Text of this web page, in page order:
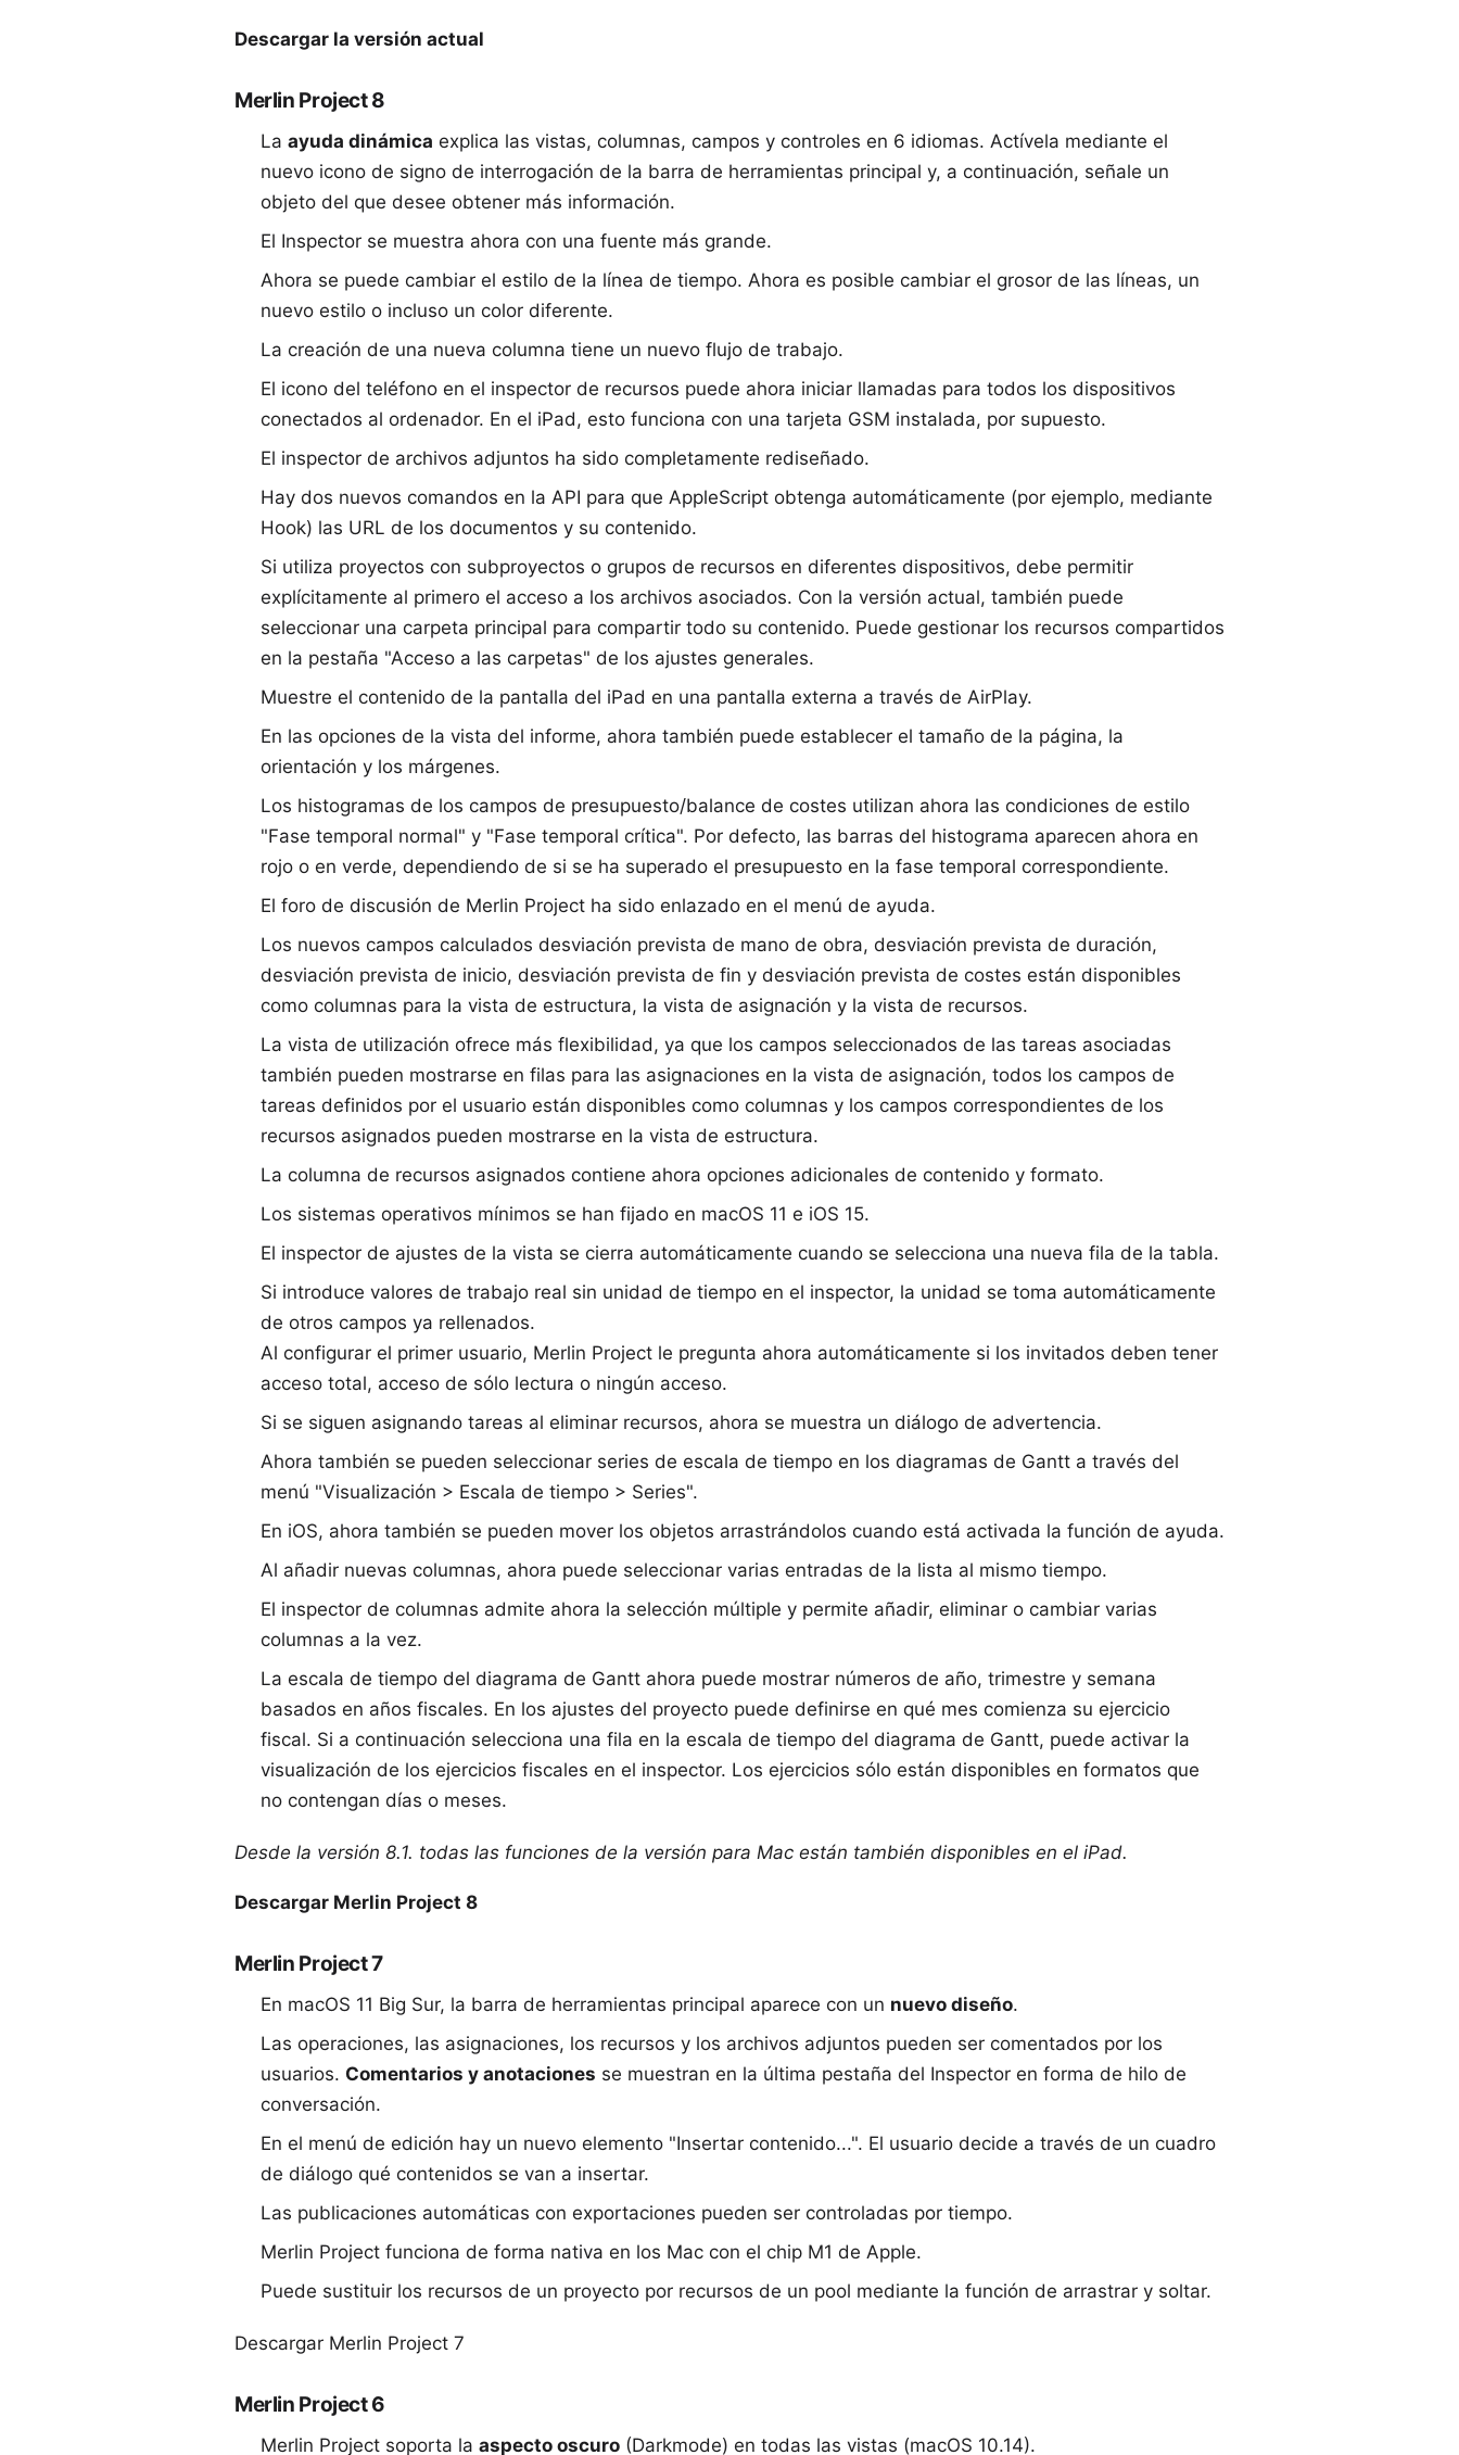
Descargar la versión actual
Merlin Project 8
La ayuda dinámica explica las vistas, columnas, campos y controles en 6 idiomas. Actívela mediante el
nuevo icono de signo de interrogación de la barra de herramientas principal y, a continuación, señale un
objeto del que desee obtener más información.
El Inspector se muestra ahora con una fuente más grande.
Ahora se puede cambiar el estilo de la línea de tiempo. Ahora es posible cambiar el grosor de las líneas, un
nuevo estilo o incluso un color diferente.
La creación de una nueva columna tiene un nuevo flujo de trabajo.
El icono del teléfono en el inspector de recursos puede ahora iniciar llamadas para todos los dispositivos
conectados al ordenador. En el iPad, esto funciona con una tarjeta GSM instalada, por supuesto.
El inspector de archivos adjuntos ha sido completamente rediseñado.
Hay dos nuevos comandos en la API para que AppleScript obtenga automáticamente (por ejemplo, mediante
Hook) las URL de los documentos y su contenido.
Si utiliza proyectos con subproyectos o grupos de recursos en diferentes dispositivos, debe permitir
explícitamente al primero el acceso a los archivos asociados. Con la versión actual, también puede
seleccionar una carpeta principal para compartir todo su contenido. Puede gestionar los recursos compartidos
en la pestaña "Acceso a las carpetas" de los ajustes generales.
Muestre el contenido de la pantalla del iPad en una pantalla externa a través de AirPlay.
En las opciones de la vista del informe, ahora también puede establecer el tamaño de la página, la
orientación y los márgenes.
Los histogramas de los campos de presupuesto/balance de costes utilizan ahora las condiciones de estilo
"Fase temporal normal" y "Fase temporal crítica". Por defecto, las barras del histograma aparecen ahora en
rojo o en verde, dependiendo de si se ha superado el presupuesto en la fase temporal correspondiente.
El foro de discusión de Merlin Project ha sido enlazado en el menú de ayuda.
Los nuevos campos calculados desviación prevista de mano de obra, desviación prevista de duración,
desviación prevista de inicio, desviación prevista de fin y desviación prevista de costes están disponibles
como columnas para la vista de estructura, la vista de asignación y la vista de recursos.
La vista de utilización ofrece más flexibilidad, ya que los campos seleccionados de las tareas asociadas
también pueden mostrarse en filas para las asignaciones en la vista de asignación, todos los campos de
tareas definidos por el usuario están disponibles como columnas y los campos correspondientes de los
recursos asignados pueden mostrarse en la vista de estructura.
La columna de recursos asignados contiene ahora opciones adicionales de contenido y formato.
Los sistemas operativos mínimos se han fijado en macOS 11 e iOS 15.
El inspector de ajustes de la vista se cierra automáticamente cuando se selecciona una nueva fila de la tabla.
Si introduce valores de trabajo real sin unidad de tiempo en el inspector, la unidad se toma automáticamente
de otros campos ya rellenados.
Al configurar el primer usuario, Merlin Project le pregunta ahora automáticamente si los invitados deben tener
acceso total, acceso de sólo lectura o ningún acceso.
Si se siguen asignando tareas al eliminar recursos, ahora se muestra un diálogo de advertencia.
Ahora también se pueden seleccionar series de escala de tiempo en los diagramas de Gantt a través del
menú "Visualización > Escala de tiempo > Series".
En iOS, ahora también se pueden mover los objetos arrastrándolos cuando está activada la función de ayuda.
Al añadir nuevas columnas, ahora puede seleccionar varias entradas de la lista al mismo tiempo.
El inspector de columnas admite ahora la selección múltiple y permite añadir, eliminar o cambiar varias
columnas a la vez.
La escala de tiempo del diagrama de Gantt ahora puede mostrar números de año, trimestre y semana
basados en años fiscales. En los ajustes del proyecto puede definirse en qué mes comienza su ejercicio
fiscal. Si a continuación selecciona una fila en la escala de tiempo del diagrama de Gantt, puede activar la
visualización de los ejercicios fiscales en el inspector. Los ejercicios sólo están disponibles en formatos que
no contengan días o meses.
Desde la versión 8.1. todas las funciones de la versión para Mac están también disponibles en el iPad.
Descargar Merlin Project 8
Merlin Project 7
En macOS 11 Big Sur, la barra de herramientas principal aparece con un nuevo diseño.
Las operaciones, las asignaciones, los recursos y los archivos adjuntos pueden ser comentados por los
usuarios. Comentarios y anotaciones se muestran en la última pestaña del Inspector en forma de hilo de
conversación.
En el menú de edición hay un nuevo elemento "Insertar contenido...". El usuario decide a través de un cuadro
de diálogo qué contenidos se van a insertar.
Las publicaciones automáticas con exportaciones pueden ser controladas por tiempo.
Merlin Project funciona de forma nativa en los Mac con el chip M1 de Apple.
Puede sustituir los recursos de un proyecto por recursos de un pool mediante la función de arrastrar y soltar.
Descargar Merlin Project 7
Merlin Project 6
Merlin Project soporta la aspecto oscuro (Darkmode) en todas las vistas (macOS 10.14).